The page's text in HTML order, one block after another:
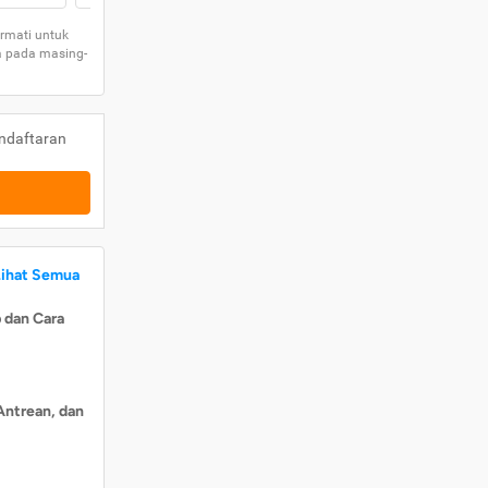
untuk
pada masing-
Semua
Cara
dan